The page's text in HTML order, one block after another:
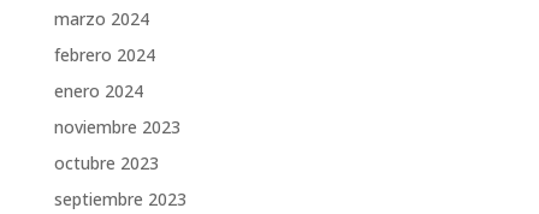
marzo 2024
febrero 2024
enero 2024
noviembre 2023
octubre 2023
septiembre 2023